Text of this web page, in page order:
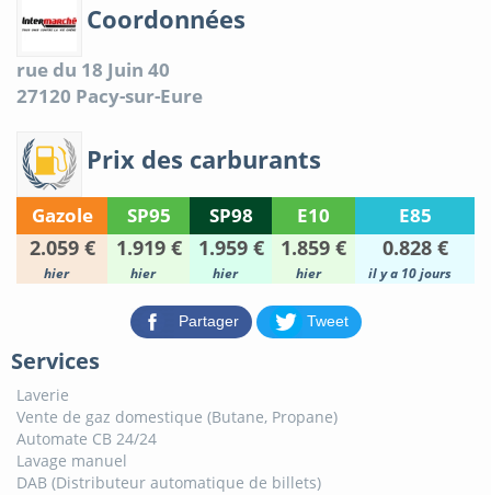
Coordonnées
rue du 18 Juin 40
27120 Pacy-sur-Eure
Prix des carburants
Gazole SP95 SP98 E10 E85
2.059 € 1.919 € 1.959 € 1.859 € 0.828 €
hier hier hier hier il y a 10 jours
Partager Tweet
Services
Laverie
Vente de gaz domestique (Butane, Propane)
Automate CB 24/24
Lavage manuel
DAB (Distributeur automatique de billets)